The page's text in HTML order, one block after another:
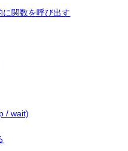
関数を呼び出す
/ wait)